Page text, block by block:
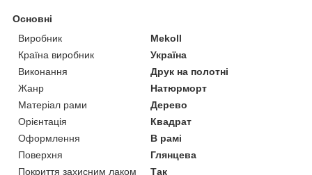
Основні
Виробник
Mekoll
Країна виробник
Україна
Виконання
Друк на полотні
Жанр
Натюрморт
Матеріал рами
Дерево
Орієнтація
Квадрат
Оформлення
В рамі
Поверхня
Глянцева
Покриття захисним лаком
Так